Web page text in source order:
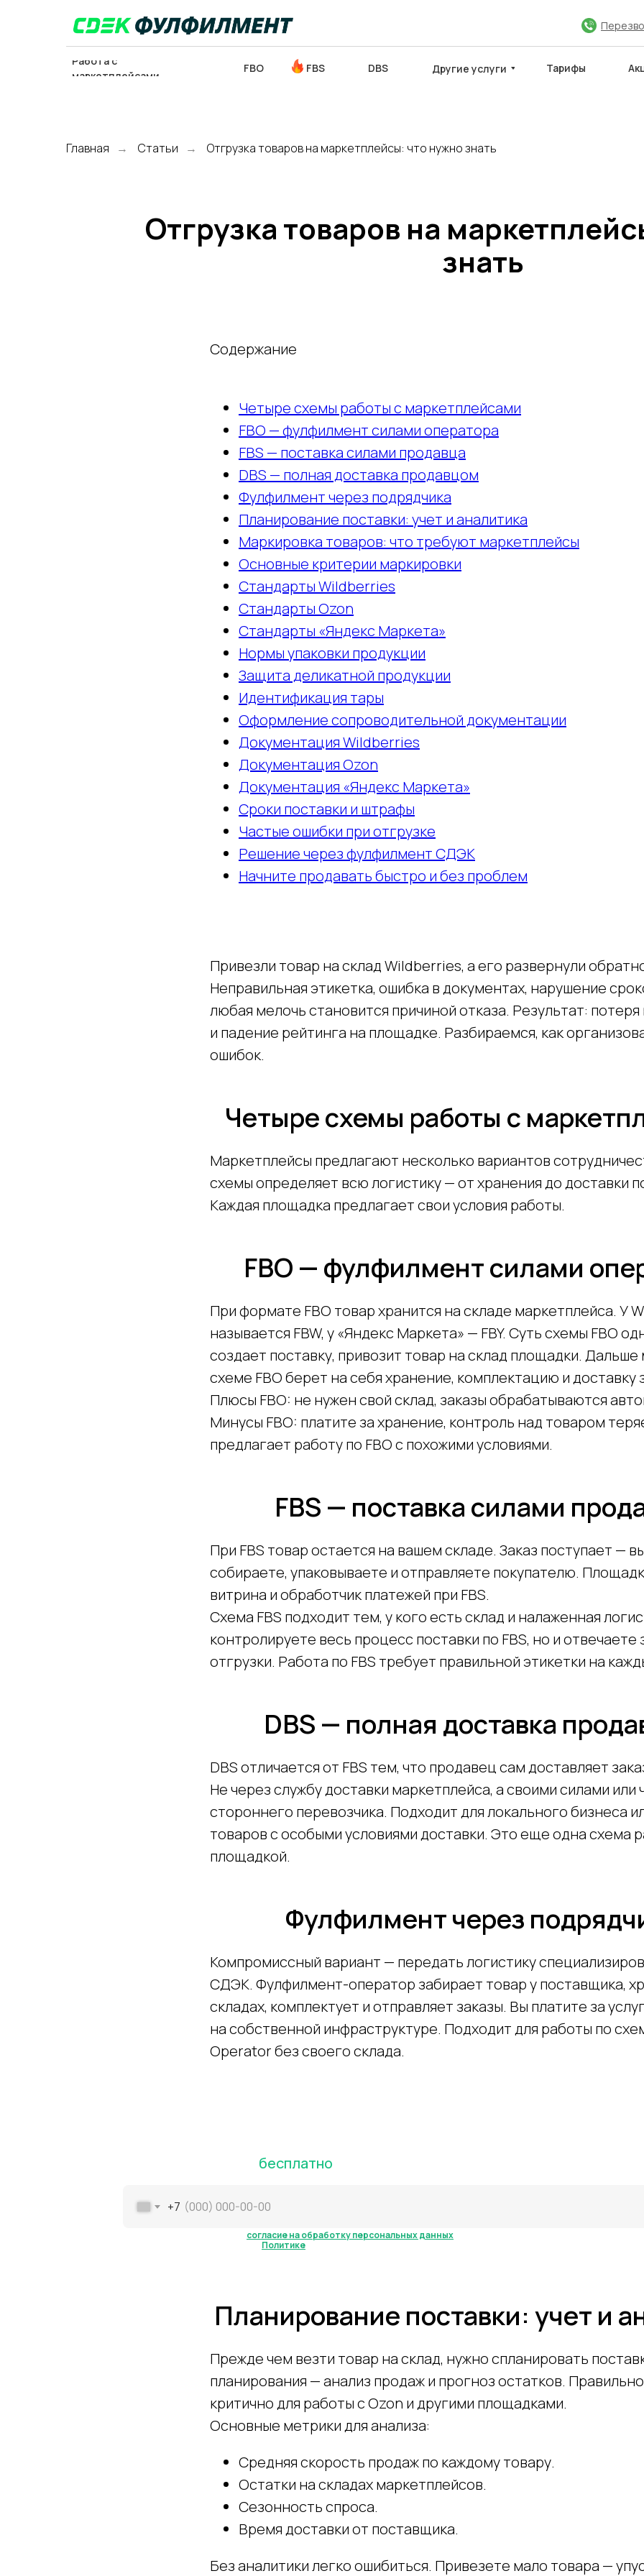
Тарифы
Другие услуги
FBO DBS
FBS
Работа с
маркетплейсами
Главная → Статьи → Отгрузка товаров на маркетплейсы: что нужно знать
Отгрузка товаров на
знать
Содержание
Четыре схемы работы с маркетплейсами
FBO — фулфилмент силами оператора
FBS — поставка силами продавца
DBS — полная доставка продавцом
Фулфилмент через подрядчика
Планирование поставки: учет и аналитика
Маркировка товаров: что требуют маркетплейсы
Основные критерии маркировки
Стандарты Wildberries
Стандарты Ozon
Стандарты «Яндекс Маркета»
Нормы упаковки продукции
Защита деликатной продукции
Идентификация тары
Оформление сопроводительной документации
Документация Wildberries
Документация Ozon
Документация «Яндекс Маркета»
Сроки поставки и штрафы
Частые ошибки при отгрузке
Решение через фулфилмент СДЭК
Начните продавать быстро и без проблем
Привезли товар на склад Wildberries, а его развернули
Неправильная этикетка, ошибка в документах, нарушение
любая мелочь становится причиной отказа. Результат:
и падение рейтинга на площадке. Разбираемся, как
ошибок.
Четыре схемы работы с
Маркетплейсы предлагают несколько вариантов
схемы определяет всю логистику — от хранения до доставки
Каждая площадка предлагает свои условия работы.
FBO — фулфилмент силами
При формате FBO товар хранится на складе маркетплейса. У
называется FBW, у «Яндекс Маркета» — FBY. Суть схемы FBO
создает поставку, привозит товар на склад площадки.
схеме FBO берет на себя хранение, комплектацию и доставку
Плюсы FBO: не нужен свой склад, заказы обрабатываются
Минусы FBO: платите за хранение, контроль над товаром
предлагает работу по FBO с похожими условиями.
FBS — поставка силами
При FBS товар остается на вашем складе. Заказ поступает —
собираете, упаковываете и отправляете покупателю.
витрина и обработчик платежей при FBS.
Схема FBS подходит тем, у кого есть склад и налаженная
контролируете весь процесс поставки по FBS, но и отвечаете
отгрузки. Работа по FBS требует правильной этикетки на
DBS — полная доставка
DBS отличается от FBS тем, что продавец сам доставляет
Не через службу доставки маркетплейса, а своими силами или
стороннего перевозчика. Подходит для локального бизнеса
товаров с особыми условиями доставки. Это еще одна схема
площадкой.
Фулфилмент через
Компромиссный вариант — передать логистику
СДЭК. Фулфилмент-оператор забирает товар у поставщика,
складах, комплектует и отправляет заказы. Вы платите за
на собственной инфраструктуре. Подходит для работы по
Operator без своего склада.
бесплатно
+7
согласие на обработку персональных данных
Политике
Планирование поставки: учет и
Прежде чем везти товар на склад, нужно спланировать
планирования — анализ продаж и прогноз остатков.
критично для работы с Ozon и другими площадками.
Основные метрики для анализа:
Средняя скорость продаж по каждому товару.
Остатки на складах маркетплейсов.
Сезонность спроса.
Время доставки от поставщика.
Без аналитики легко ошибиться. Привезете мало товара —